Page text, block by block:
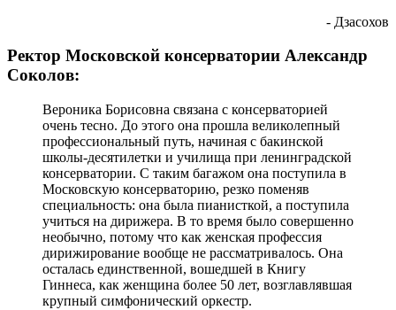
- Дзасохов
Ректор Московской консерватории Александр
Соколов:
Вероника Борисовна связана с консерваторией
очень тесно. До этого она прошла великолепный
профессиональный путь, начиная с бакинской
школы-десятилетки и училища при ленинградской
консерватории. С таким багажом она поступила в
Московскую консерваторию, резко поменяв
специальность: она была пианисткой, а поступила
учиться на дирижера. В то время было совершенно
необычно, потому что как женская профессия
дирижирование вообще не рассматривалось. Она
осталась единственной, вошедшей в Книгу
Гиннеса, как женщина более 50 лет, возглавлявшая
крупный симфонический оркестр.